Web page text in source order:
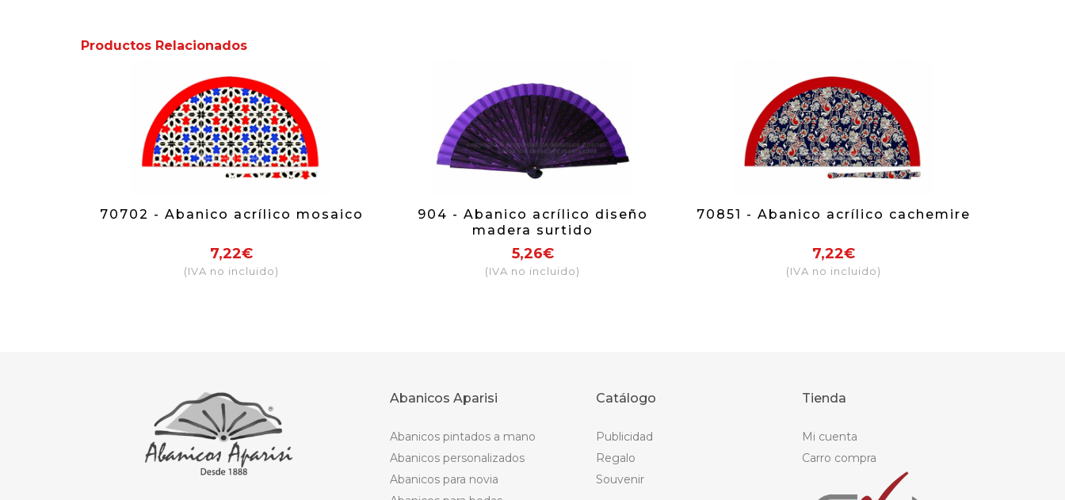
Productos Relacionados
70702 - Abanico acrílico mosaico
7,22€
(IVA no incluido)
904 - Abanico acrílico diseño
madera surtido
5,26€
(IVA no incluido)
70851 - Abanico acrílico cachemire
7,22€
(IVA no incluido)
Abanicos Aparisi
Abanicos pintados a mano
Abanicos personalizados
Abanicos para novia
Catálogo
Publicidad
Regalo
Souvenir
Tienda
Mi cuenta
Carro compra